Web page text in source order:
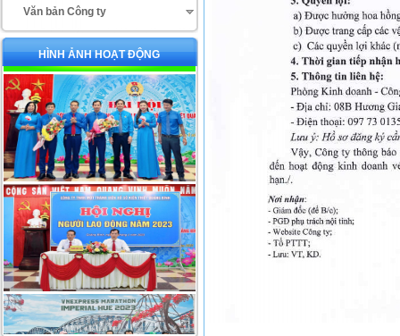
Văn bản Công ty
HÌNH ẢNH HOẠT ĐỘNG